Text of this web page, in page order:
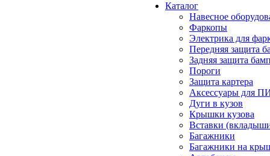
Каталог
Навесное
Фаркопы
Электрика для
Передняя защита
Задняя защита
Пороги
Защита картера
Аксессуары для
Дуги в кузов
Крышки кузова
Вставки
Багажники
Багажники на